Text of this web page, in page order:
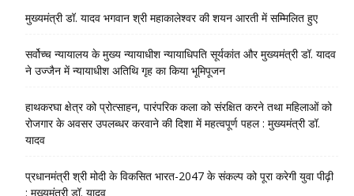
मुख्यमंत्री डॉ. यादव भगवान श्री महाकालेश्‍वर की शयन आरती में सम्मिलित हुए
सर्वोच्च न्यायालय के मुख्‍य न्‍यायाधीश न्यायाधिपति सूर्यकांत और मुख्यमंत्री डॉ. यादव
ने उज्जैन में न्यायाधीश अतिथि गृह का किया भूमिपूजन
हाथकरघा क्षेत्र को प्रोत्साहन, पारंपरिक कला को संरक्षित करने तथा महिलाओं को
रोजगार के अवसर उपलब्धर करवाने की दिशा में महत्वपूर्ण पहल : मुख्यमंत्री डॉ.
यादव
प्रधानमंत्री श्री मोदी के विकसित भारत-2047 के संकल्प को पूरा करेगी युवा पीढ़ी
: मुख्यमंत्री डॉ. यादव